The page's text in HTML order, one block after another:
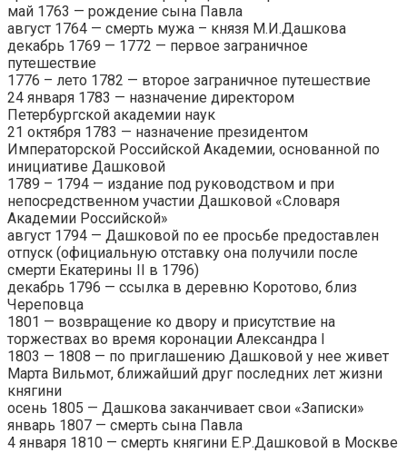
май 1763 — рождение сына Павла
август 1764 — смерть мужа – князя М.И.Дашкова
декабрь 1769 — 1772 — первое заграничное
путешествие
1776 – лето 1782 — второе заграничное путешествие
24 января 1783 — назначение директором
Петербургской академии наук
21 октября 1783 — назначение президентом
Императорской Российской Академии, основанной по
инициативе Дашковой
1789 – 1794 — издание под руководством и при
непосредственном участии Дашковой «Словаря
Академии Российской»
август 1794 — Дашковой по ее просьбе предоставлен
отпуск (официальную отставку она получили после
смерти Екатерины II в 1796)
декабрь 1796 — ссылка в деревню Коротово, близ
Череповца
1801 — возвращение ко двору и присутствие на
торжествах во время коронации Александра I
1803 — 1808 — по приглашению Дашковой у нее живет
Марта Вильмот, ближайший друг последних лет жизни
княгини
осень 1805 — Дашкова заканчивает свои «Записки»
январь 1807 — смерть сына Павла
4 января 1810 — смерть княгини Е.Р.Дашковой в Москве